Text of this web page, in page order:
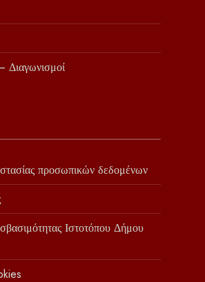
Διαγωνισμοί
προσωπικών δεδομένων
Ιστοτόπου Δήμου